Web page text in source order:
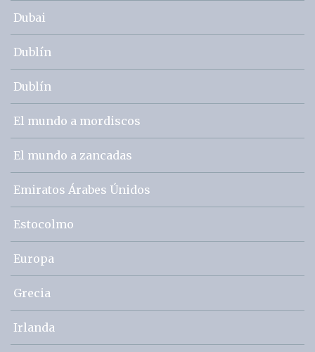
Dubai
Dublín
Dublín
El mundo a mordiscos
El mundo a zancadas
Emiratos Árabes Únidos
Estocolmo
Europa
Grecia
Irlanda